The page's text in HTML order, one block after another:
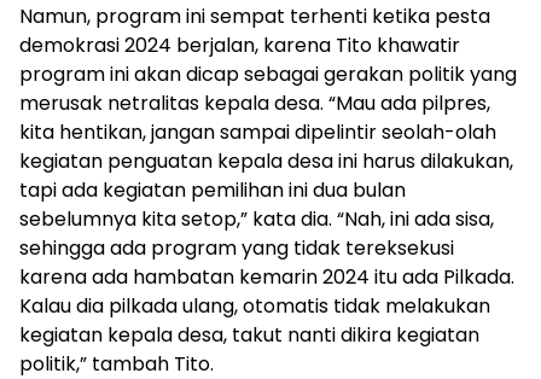
Namun, program ini sempat terhenti ketika pesta
demokrasi 2024 berjalan, karena Tito khawatir
program ini akan dicap sebagai gerakan politik yang
merusak netralitas kepala desa. “Mau ada pilpres,
kita hentikan, jangan sampai dipelintir seolah-olah
kegiatan penguatan kepala desa ini harus dilakukan,
tapi ada kegiatan pemilihan ini dua bulan
sebelumnya kita setop,” kata dia. “Nah, ini ada sisa,
sehingga ada program yang tidak tereksekusi
karena ada hambatan kemarin 2024 itu ada Pilkada.
Kalau dia pilkada ulang, otomatis tidak melakukan
kegiatan kepala desa, takut nanti dikira kegiatan
politik,” tambah Tito.